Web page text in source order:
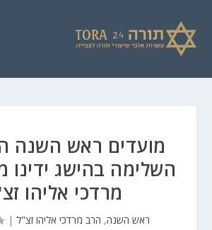
מועדים ראש השנה
השלימה בהישג
מרדכי אליהו
ראש השנה, הרב מרדכי אליהו זצ"ל |